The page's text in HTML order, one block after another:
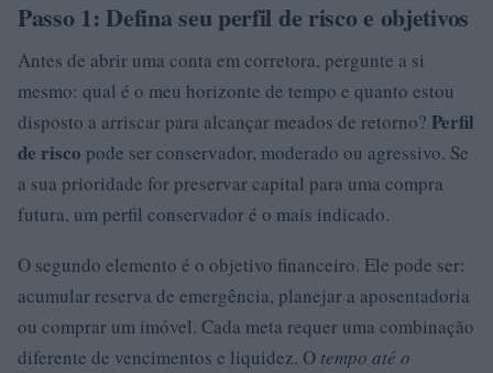
Passo 1: Defina seu perfil de risco e objetivos
Antes de abrir uma conta em corretora, pergunte a si
mesmo: qual é o meu horizonte de tempo e quanto estou
disposto a arriscar para alcançar meados de retorno? Perfil
de risco pode ser conservador, moderado ou agressivo. Se
a sua prioridade for preservar capital para uma compra
futura, um perfil conservador é o mais indicado.
O segundo elemento é o objetivo financeiro. Ele pode ser:
acumular reserva de emergência, planejar a aposentadoria
ou comprar um imóvel. Cada meta requer uma combinação
diferente de vencimentos e liquidez. O tempo até o